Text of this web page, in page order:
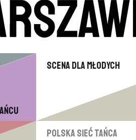
Scena dla młodych
Polska Sieć Tańca